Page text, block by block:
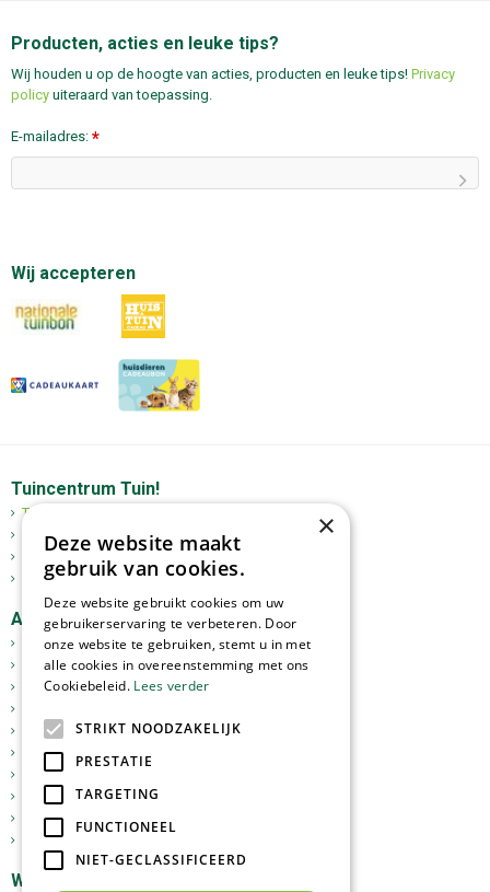
Producten, acties en leuke tips?
Wij houden u op de hoogte van acties, producten en leuke tips! Privacy
policy uiteraard van toepassing.
E-mailadres: *
Wij accepteren
Tuincentrum Tuin!
Tuincentrum
Mediterrane bomen
Kerst
Assortiment
Tuinplanten
Kamerplanten
Tuinverlichting
Meststoffen
Graszoden
Tuingereedschap
Vijverartikelen
Sfeer en Cadeau
Dierbenodigdheden
Webshop
×
Deze website maakt
gebruik van cookies.
Deze website gebruikt cookies om uw
gebruikerservaring te verbeteren. Door
onze website te gebruiken, stemt u in met
alle cookies in overeenstemming met ons
Cookiebeleid. Lees verder
STRIKT NOODZAKELIJK
PRESTATIE
TARGETING
FUNCTIONEEL
NIET-GECLASSIFICEERD